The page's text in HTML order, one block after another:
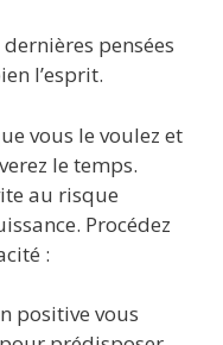
pensées
l’esprit.
vous le voulez et
le temps.
au risque
Procédez
:
positive vous